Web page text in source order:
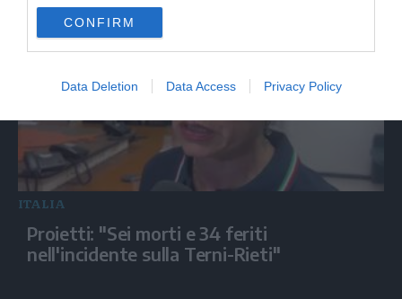
CONFIRM
Data Deletion Data Access Privacy Policy
ITALIA
Proietti: "Sei morti e 34 feriti
nell'incidente sulla Terni-Rieti"